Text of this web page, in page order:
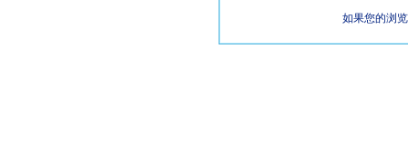
如果您的浏